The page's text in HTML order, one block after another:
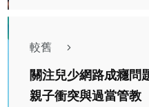
較舊
關注兒少網路成癮
親子衝突與過當管教